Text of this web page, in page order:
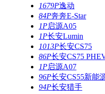
1679P逸动
84P奔奔E-Star
1P启源A05
1P长安Lumin
1013P长安CS75
86P长安CS75
1P启源A07
96P长安CS55新能
94P长安猎手